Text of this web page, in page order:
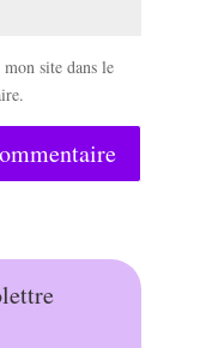
site dans le